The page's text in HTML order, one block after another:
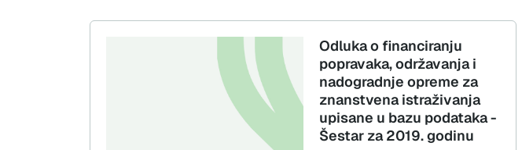
Odluka o financiranju
popravaka, održavanja i
nadogradnje opreme za
znanstvena istraživanja
upisane u bazu podataka -
Šestar za 2019. godinu